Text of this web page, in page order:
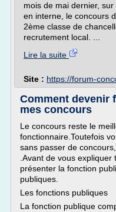
mois de mai dernier,
en interne, le concours
2ème classe de
recrutement local. ...
Lire la suite
Site : https://forum-
Comment devenir
mes concours
Le concours reste le
fonctionnaire.Toutefois
sans passer de
.Avant de vous
présenter la fonction
publiques.
Les fonctions publiques
La fonction publique